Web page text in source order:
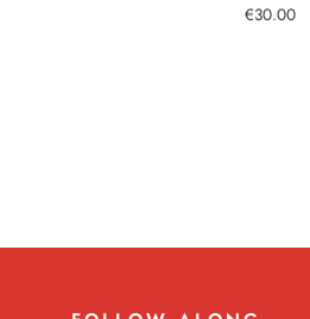
€30.00